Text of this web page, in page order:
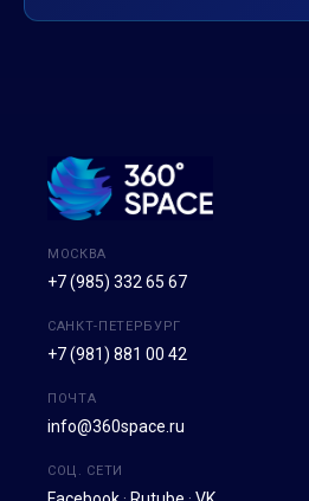
МОСКВА
+7 (985) 332 65 67
САНКТ-ПЕТЕРБУРГ
+7 (981) 881 00 42
ПОЧТА
info@360space.ru
СОЦ. СЕТИ